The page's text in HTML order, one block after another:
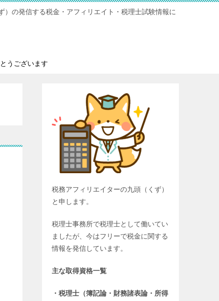
）の発信する税金・アフィリエイト・税理士試験情報に
うございます
税務アフィリエイターの九頭（くず）
と申します。
税理士事務所で税理士として働いてい
ましたが、今はフリーで税金に関する
情報を発信しています。
主な取得資格一覧
・税理士（簿記論・財務諸表論・所得